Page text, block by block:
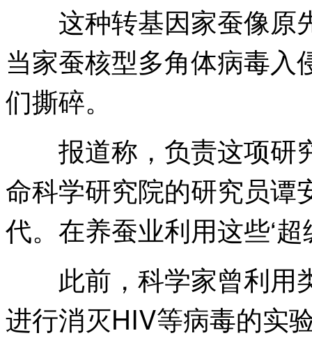
这种转基因家蚕像原
当家蚕核型多角体病毒
们撕碎。
报道称，负责这项研
命科学研究院的研究员谭
代。在养蚕业利用这些‘
此前，科学家曾利用
进行消灭HIV等病毒的实